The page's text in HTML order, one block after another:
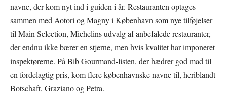
navne, der kom nyt ind i guiden i år. Restauranten optages
sammen med Aotori og Magny i København som nye tilføjelser
til Main Selection, Michelins udvalg af anbefalede restauranter,
der endnu ikke bærer en stjerne, men hvis kvalitet har imponeret
inspektørerne. På Bib Gourmand-listen, der hædrer god mad til
en fordelagtig pris, kom flere københavnske navne til, heriblandt
Botschaft, Graziano og Petra.